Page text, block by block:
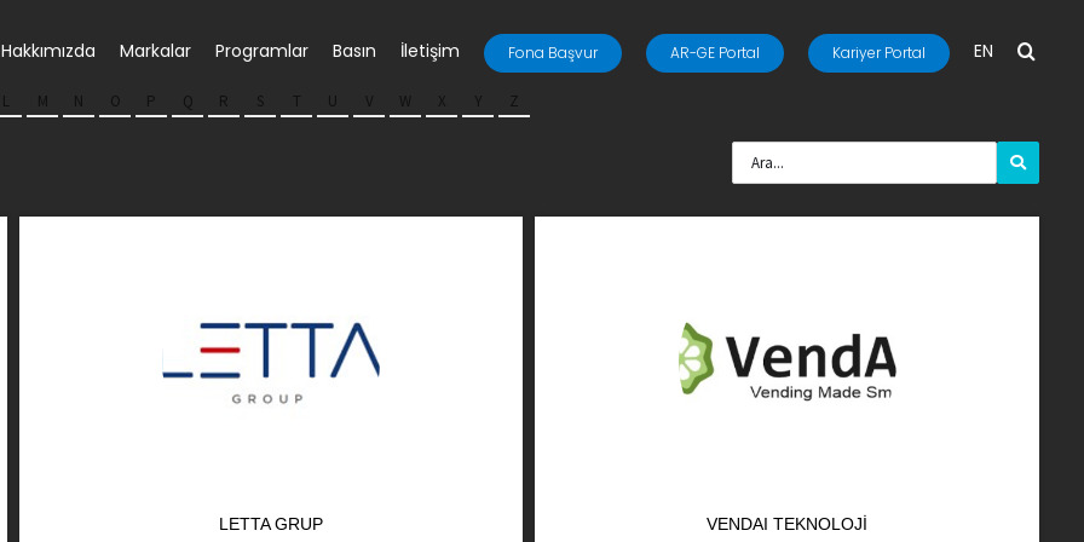
Hakkımızda Markalar Programlar Basın İletişim Fona Başvur AR-GE Portal Kariyer Portal EN
L M N O P Q R S T U V W X Y Z
LETTA GRUP VENDAI TEKNOLOJI